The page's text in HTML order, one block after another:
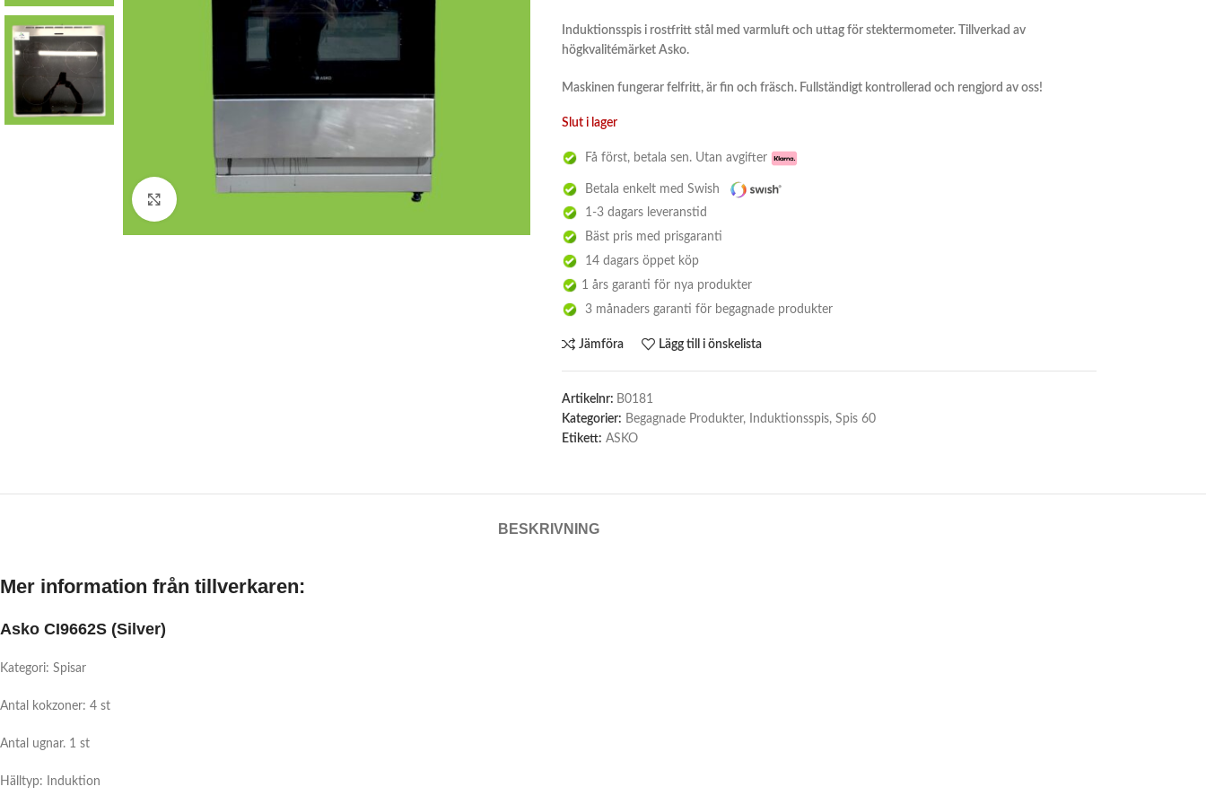
Induktionsspis i rostfritt stål med varmluft och uttag för stektermometer. Tillverkad av
högkvalitémärket Asko.
Maskinen fungerar felfritt, är fin och fräsch. Fullständigt kontrollerad och rengjord av oss!
Slut i lager
Få först, betala sen. Utan avgifter
Betala enkelt med Swish
1-3 dagars leveranstid
Bäst pris med prisgaranti
14 dagars öppet köp
1 års garanti för nya produkter
3 månaders garanti för begagnade produkter
Jämföra Lägg till i önskelista
Artikelnr: B0181
Kategorier: Begagnade Produkter, Induktionsspis, Spis 60
Etikett: ASKO
BESKRIVNING
Mer information från tillverkaren:
Asko CI9662S (Silver)
Kategori: Spisar
Antal kokzoner: 4 st
Antal ugnar. 1 st
Hälltyp: Induktion